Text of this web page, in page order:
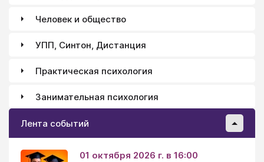
Человек и общество
УПП, Синтон, Дистанция
Практическая психология
Занимательная психология
Лента событий
01 октября 2026 г. в 16:00